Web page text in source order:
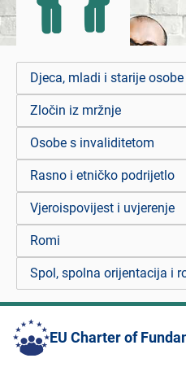
Djeca, mladi i starije osobe
Zločin iz mržnje
Osobe s invaliditetom
Rasno i etničko podrijetlo
Vjeroispovijest i uvjerenje
Romi
Spol, spolna orijentacija i
EU Charter of